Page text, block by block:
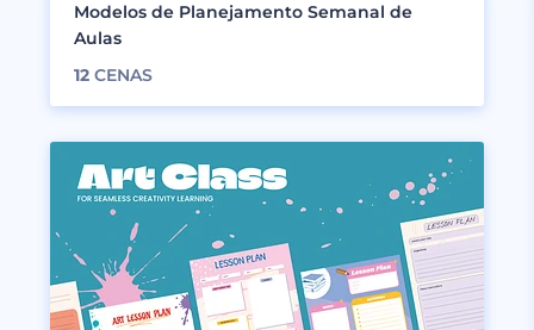
Modelos de Planejamento Semanal de
Aulas
12 CENAS